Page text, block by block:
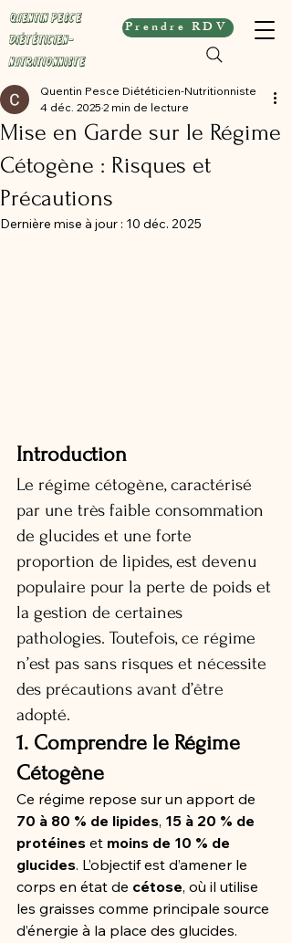
Quentin Pesce
Diététicien-
Nutritionniste
Prendre RDV
Mise en Garde sur le Régime
Cétogène : Risques et
Précautions
Quentin Pesce Diététicien-Nutritionniste
4 déc. 2025 2 min de lecture
Dernière mise à jour : 10 déc. 2025
Introduction
Le régime cétogène, caractérisé
par une très faible consommation
de glucides et une forte
proportion de lipides, est devenu
populaire pour la perte de poids et
la gestion de certaines
pathologies. Toutefois, ce régime
n’est pas sans risques et nécessite
des précautions avant d’être
adopté.
1. Comprendre le Régime
Cétogène
Ce régime repose sur un apport de
70 à 80 % de lipides, 15 à 20 % de
protéines et moins de 10 % de
glucides. L’objectif est d’amener le
corps en état de cétose, où il utilise
les graisses comme principale source
d’énergie à la place des glucides.